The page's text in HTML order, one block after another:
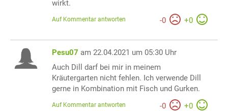
wirkt.
-0 +0
Auf Kommentar antworten
Pesu07 am 22.04.2021 um 05:30 Uhr
Auch Dill darf bei mir in meinem
Kräutergarten nicht fehlen. Ich verwende Dill
gerne in Kombination mit Fisch und Gurken.
-0 +0
Auf Kommentar antworten